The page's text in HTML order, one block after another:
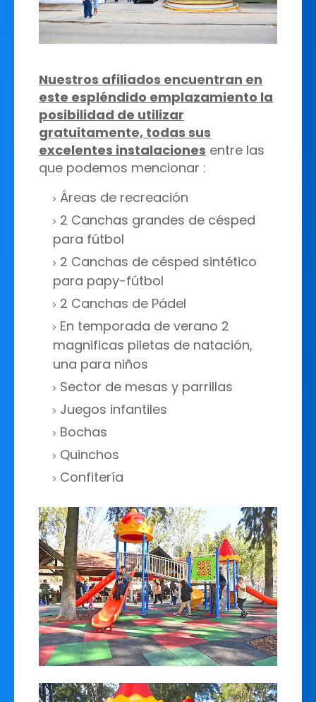
Nuestros afiliados encuentran en
este espléndido emplazamiento la
posibilidad de utilizar
gratuitamente, todas sus
excelentes instalaciones entre las
que podemos mencionar :
Áreas de recreación
2 Canchas grandes de césped
para fútbol
2 Canchas de césped sintético
para papy-fútbol
2 Canchas de Pádel
En temporada de verano 2
magnificas piletas de natación,
una para niños
Sector de mesas y parrillas
Juegos infantiles
Bochas
Quinchos
Confitería